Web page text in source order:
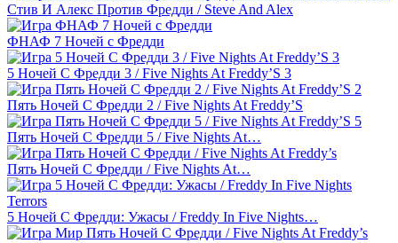
Стив И Алекс Против Фредди / Steve And Alex
ФНАФ 7 Ночей с Фредди
5 Ночей С Фредди 3 / Five Nights At Freddy’S 3
Пять Ночей С Фредди 2 / Five Nights At Freddy’S
Пять Ночей С Фредди 5 / Five Nights At…
Пять Ночей С Фредди / Five Nights At…
5 Ночей С Фредди: Ужасы / Freddy In Five Nights…